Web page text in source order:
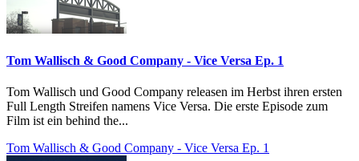
Tom Wallisch & Good Company - Vice Versa Ep. 1
Tom Wallisch und Good Company releasen im Herbst ihren ersten
Full Length Streifen namens Vice Versa. Die erste Episode zum
Film ist ein behind the...
Tom Wallisch & Good Company - Vice Versa Ep. 1